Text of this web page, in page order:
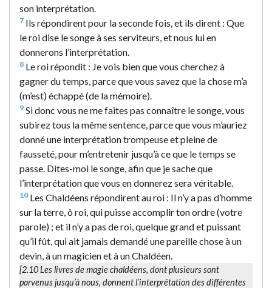
son interprétation.
7 Ils répondirent pour la seconde fois, et ils dirent : Que
le roi dise le songe à ses serviteurs, et nous lui en
donnerons l’interprétation.
8 Le roi répondit : Je vois bien que vous cherchez à
gagner du temps, parce que vous savez que la chose m’a
(m’est) échappé (de la mémoire).
9 Si donc vous ne me faites pas connaître le songe, vous
subirez tous la même sentence, parce que vous m’auriez
donné une interprétation trompeuse et pleine de
fausseté, pour m’entretenir jusqu’à ce que le temps se
passe. Dites-moi le songe, afin que je sache que
l’interprétation que vous en donnerez sera véritable.
10Les Chaldéens répondirent au roi : Il n’y a pas d’homme
sur la terre, ô roi, qui puisse accomplir ton ordre (votre
parole) ; et il n’y a pas de roi, quelque grand et puissant
qu’il fût, qui ait jamais demandé une pareille chose à un
devin, à un magicien et à un Chaldéen.
[2.10 Les livres de magie chaldéens, dont plusieurs sont
parvenus jusqu’à nous, donnent l’interprétation des différentes